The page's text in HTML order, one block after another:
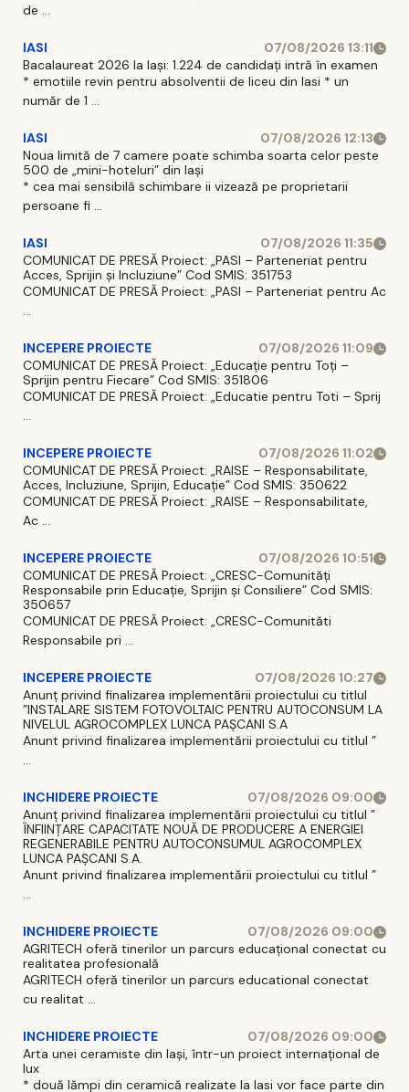
de ...
IASI
07/08/2026 13:11
Bacalaureat 2026 la Iași: 1.224 de candidați intră în examen
* emotiile revin pentru absolventii de liceu din Iasi * un
număr de 1 ...
IASI
07/08/2026 12:13
Noua limită de 7 camere poate schimba soarta celor peste
500 de „mini-hoteluri” din Iași
* cea mai sensibilă schimbare ii vizează pe proprietarii
persoane fi ...
IASI
07/08/2026 11:35
COMUNICAT DE PRESĂ Proiect: „PASI – Parteneriat pentru
Acces, Sprijin și Incluziune” Cod SMIS: 351753
COMUNICAT DE PRESĂ Proiect: „PASI – Parteneriat pentru Ac
...
INCEPERE PROIECTE
07/08/2026 11:09
COMUNICAT DE PRESĂ Proiect: „Educație pentru Toți –
Sprijin pentru Fiecare” Cod SMIS: 351806
COMUNICAT DE PRESĂ Proiect: „Educatie pentru Toti – Sprij
...
INCEPERE PROIECTE
07/08/2026 11:02
COMUNICAT DE PRESĂ Proiect: „RAISE – Responsabilitate,
Acces, Incluziune, Sprijin, Educație” Cod SMIS: 350622
COMUNICAT DE PRESĂ Proiect: „RAISE – Responsabilitate,
Ac ...
INCEPERE PROIECTE
07/08/2026 10:51
COMUNICAT DE PRESĂ Proiect: „CRESC-Comunități
Responsabile prin Educație, Sprijin și Consiliere” Cod SMIS:
350657
COMUNICAT DE PRESĂ Proiect: „CRESC-Comunităti
Responsabile pri ...
INCEPERE PROIECTE
07/08/2026 10:27
Anunț privind finalizarea implementării proiectului cu titlul
”INSTALARE SISTEM FOTOVOLTAIC PENTRU AUTOCONSUM LA
NIVELUL AGROCOMPLEX LUNCA PAȘCANI S.A
Anunt privind finalizarea implementării proiectului cu titlul ”
...
INCHIDERE PROIECTE
07/08/2026 09:00
Anunț privind finalizarea implementării proiectului cu titlul ”
ÎNFIINȚARE CAPACITATE NOUĂ DE PRODUCERE A ENERGIEI
REGENERABILE PENTRU AUTOCONSUMUL AGROCOMPLEX
LUNCA PAȘCANI S.A.
Anunt privind finalizarea implementării proiectului cu titlul ”
...
INCHIDERE PROIECTE
07/08/2026 09:00
AGRITECH oferă tinerilor un parcurs educațional conectat cu
realitatea profesională
AGRITECH oferă tinerilor un parcurs educational conectat
cu realitat ...
INCHIDERE PROIECTE
07/08/2026 09:00
Arta unei ceramiste din Iași, într-un proiect internațional de
lux
* două lămpi din ceramică realizate la Iasi vor face parte din